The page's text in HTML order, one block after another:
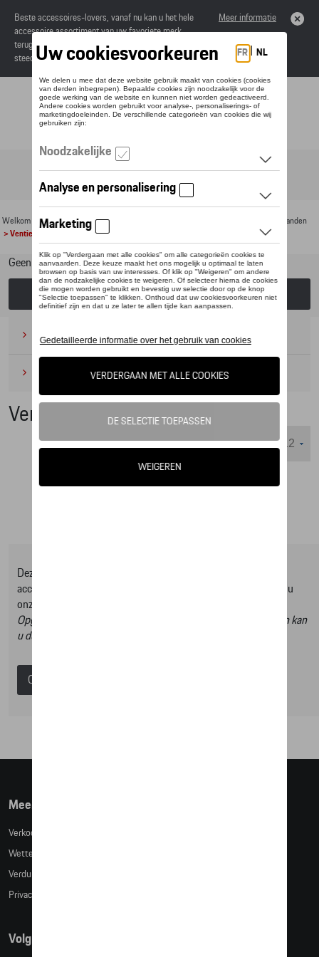
Beste accessoires-lovers, vanaf nu kan u het hele
accessoire assortiment van uw favoriete merk
terugvinden in de online catalogus. Deze kunnen
steeds besteld worden via uw dealer.
Meer informatie
Toggle navigation
Welkom >Voor uw Porsche >
Toebehoren voor velgen en banden
> Ventiel
Geen model geselecteerd (Alles weergeven)
Kies een model
Camping
Onderhoudsproducten(1)
Ventiel
Weergeven :
Deze online shop biedt u enkel een selectie uit ons Tequipment
accessoire gamma, om het volledige gamma te ontdekken kan u
onze Tequipment accessoire zoeker raadplegen.
Opgelet, door op deze link te klikken verlaat u de online shop en kan
u dus geen artikels online bestellen.
Catalogus Porsche
Meer info
Verkoopsvoorwaarden
Wettelijke bepalingen
Verduidelijking kledingmaten
Privacybeleid
Volg Ons